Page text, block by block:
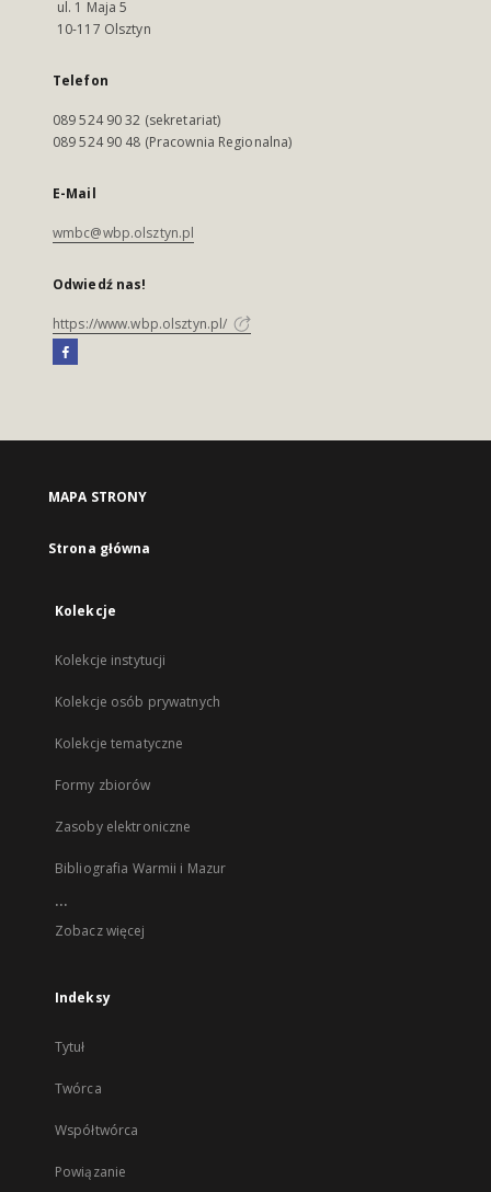
ul. 1 Maja 5
10-117 Olsztyn
Telefon
089 524 90 32 (sekretariat)
089 524 90 48 (Pracownia Regionalna)
E-Mail
wmbc@wbp.olsztyn.pl
Odwiedź nas!
https://www.wbp.olsztyn.pl/
MAPA STRONY
Strona główna
Kolekcje
Kolekcje instytucji
Kolekcje osób prywatnych
Kolekcje tematyczne
Formy zbiorów
Zasoby elektroniczne
Bibliografia Warmii i Mazur
...
Zobacz więcej
Indeksy
Tytuł
Twórca
Współtwórca
Powiązanie